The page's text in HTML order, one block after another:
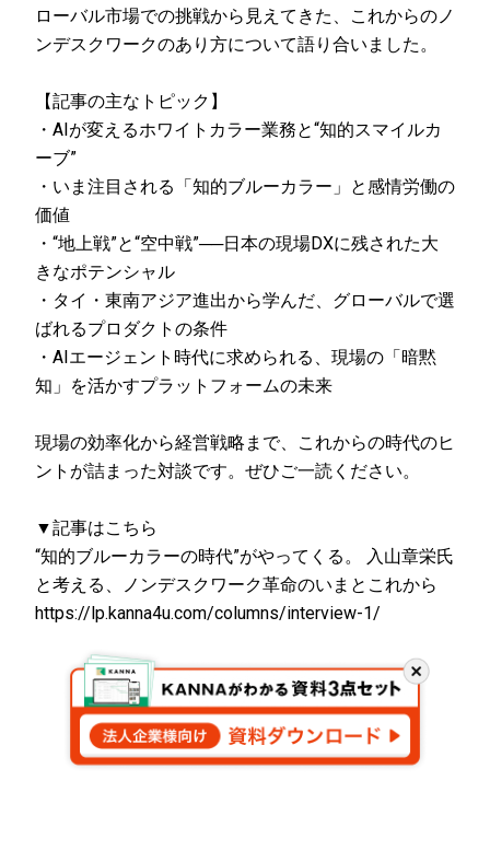
ローバル市場での挑戦から見えてきた、これからのノ
ンデスクワークのあり方について語り合いました。
【記事の主なトピック】
・AIが変えるホワイトカラー業務と“知的スマイルカ
ーブ”
・いま注目される「知的ブルーカラー」と感情労働の
価値
・“地上戦”と“空中戦”──日本の現場DXに残された大
きなポテンシャル
・タイ・東南アジア進出から学んだ、グローバルで選
ばれるプロダクトの条件
・AIエージェント時代に求められる、現場の「暗黙
知」を活かすプラットフォームの未来
現場の効率化から経営戦略まで、これからの時代のヒ
ントが詰まった対談です。ぜひご一読ください。
▼記事はこちら
“知的ブルーカラーの時代”がやってくる。 入山章栄氏
と考える、ノンデスクワーク革命のいまとこれから
https://lp.kanna4u.com/columns/interview-1/
閉